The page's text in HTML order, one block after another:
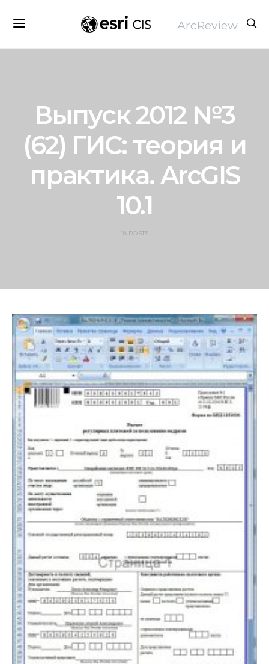
ArcReview
Выпуск 2012 №3
(62) ГИС: теория и
практика. ArcGIS
10.1
18 POSTS